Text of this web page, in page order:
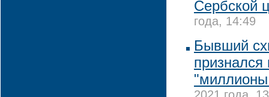
Сербской
года, 14:49
Бывший
признался